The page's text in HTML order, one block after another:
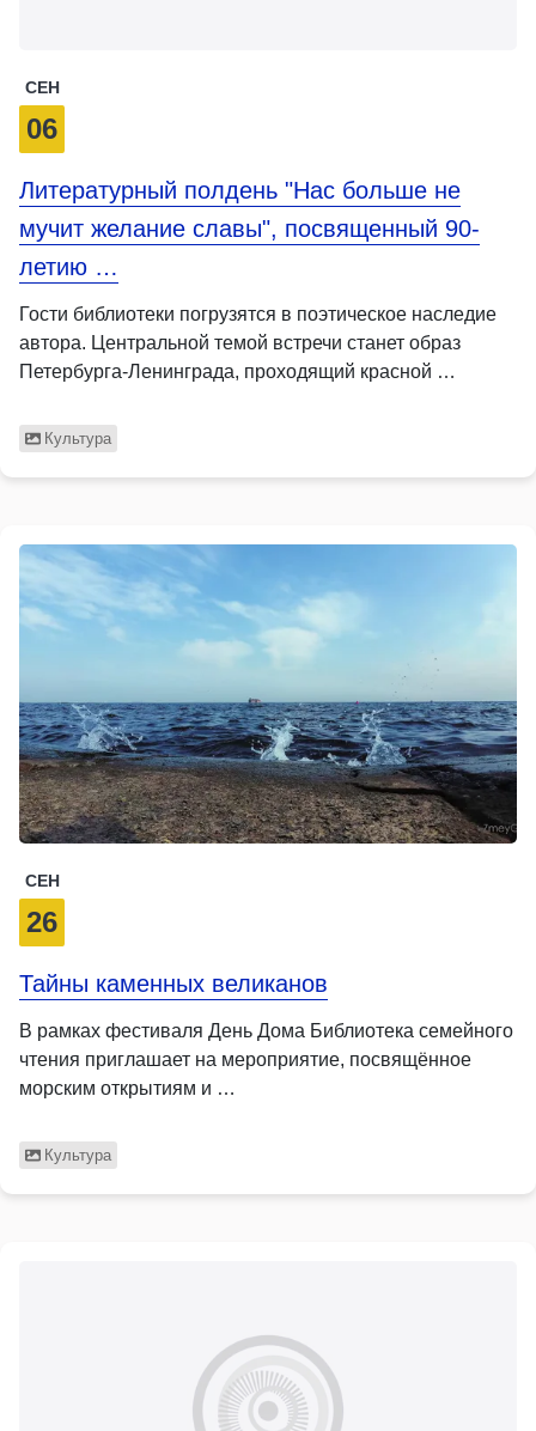
СЕН
06
Литературный полдень "Нас больше не
мучит желание славы", посвященный 90-
летию …
Гости библиотеки погрузятся в поэтическое наследие
автора. Центральной темой встречи станет образ
Петербурга-Ленинграда, проходящий красной …
Культура
СЕН
26
Тайны каменных великанов
В рамках фестиваля День Дома Библиотека семейного
чтения приглашает на мероприятие, посвящённое
морским открытиям и …
Культура